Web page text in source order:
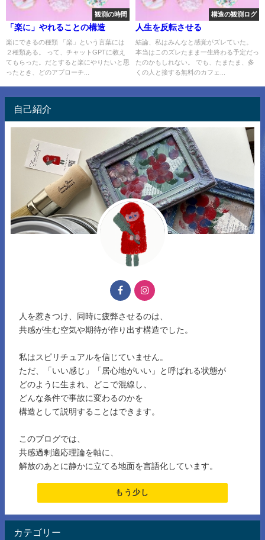
観測の時間
「楽に」やれることの構造
楽にできるの種類 「楽」という言葉には
２種類ある。 って、チャットGPTに教え
てもらった。だとすると楽にやりたいと思
ったとき、どのアプローチ...
構造の観測ログ
人生を反転させる
結論、私はみんなと感覚がズレていた。
本当はこのズレたまま一生終わる予定だっ
たのかもしれない。 でも、たまたま、多
くの人と接する無料のカフェ...
自己紹介
人を惹きつけ、同時に疲弊させるのは、
共感が生む空気や期待が作り出す構造でした。
私はスピリチュアルを信じていません。
ただ、「いい感じ」「居心地がいい」と呼ばれる状態が
どのように生まれ、どこで混線し、
どんな条件で事故に変わるのかを
構造として説明することはできます。
このブログでは、
共感過剰適応理論を軸に、
解放のあとに静かに立てる地面を言語化しています。
もう少し
カテゴリー